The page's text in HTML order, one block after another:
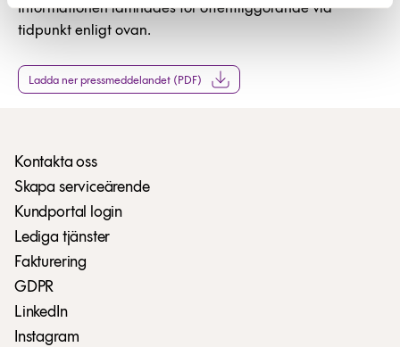
Informationen lämnades för offentliggörande vid
tidpunkt enligt ovan.
Ladda ner pressmeddelandet (PDF)
Kontakta oss
Skapa serviceärende
Kundportal login
Lediga tjänster
Fakturering
GDPR
LinkedIn
Instagram